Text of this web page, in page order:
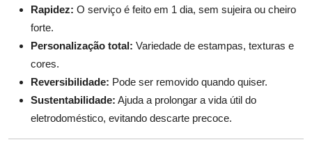
Rapidez: O serviço é feito em 1 dia, sem sujeira ou cheiro
forte.
Personalização total: Variedade de estampas, texturas e
cores.
Reversibilidade: Pode ser removido quando quiser.
Sustentabilidade: Ajuda a prolongar a vida útil do
eletrodoméstico, evitando descarte precoce.